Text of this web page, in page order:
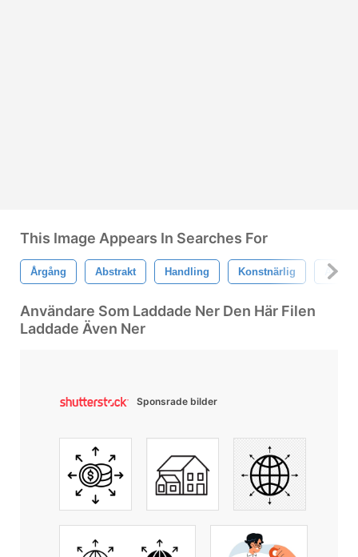
This Image Appears In Searches For
Årgång Abstrakt Handling Konstnärlig Atn
Användare Som Laddade Ner Den Här Filen
Laddade Även Ner
Sponsrade bilder